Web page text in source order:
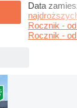
Data
Rocznik -
Rocznik -